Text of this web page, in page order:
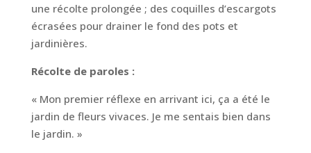
une récolte prolongée ; des coquilles d’escargots
écrasées pour drainer le fond des pots et
jardinières.
Récolte de paroles :
« Mon premier réflexe en arrivant ici, ça a été le
jardin de fleurs vivaces. Je me sentais bien dans
le jardin. »